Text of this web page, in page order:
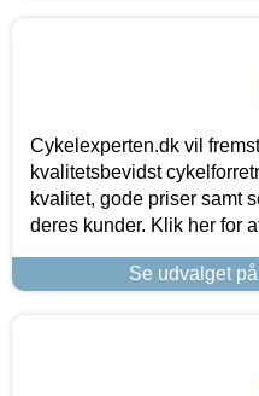
Cykelexperten.dk vil
kvalitetsbevidst
kvalitet, gode priser samt
deres kunder. Klik her for
Se udvalget